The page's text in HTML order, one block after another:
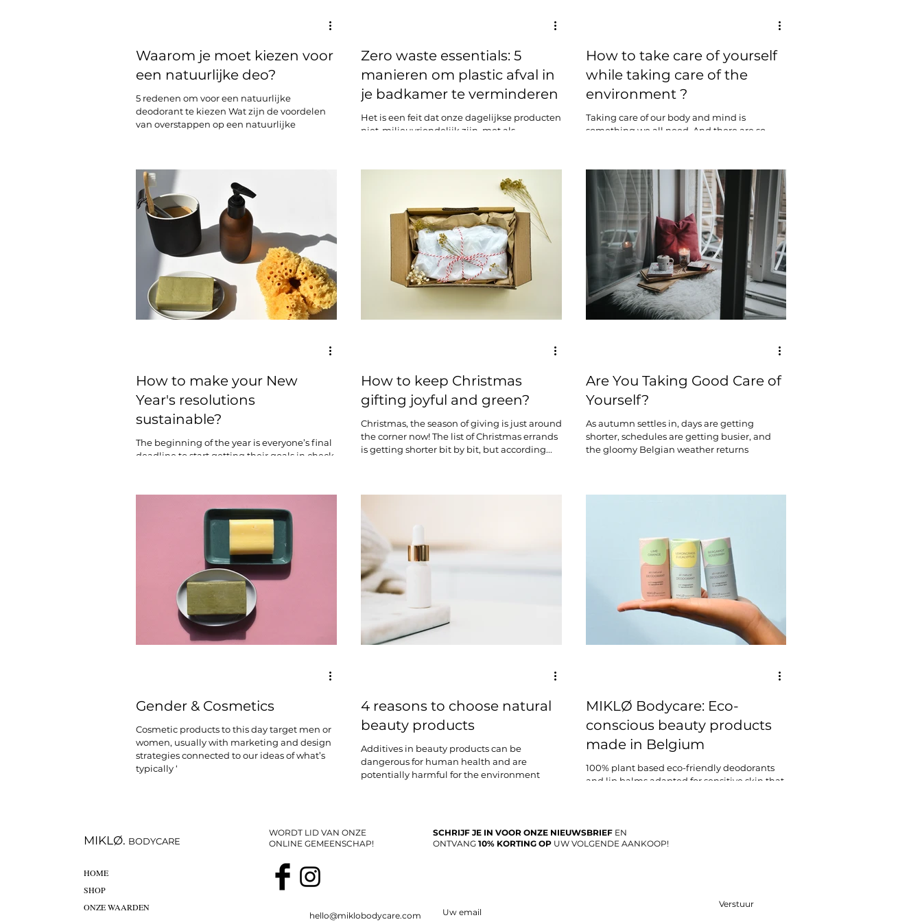
Waarom je moet kiezen voor
een natuurlijke deo?
5 redenen om voor een natuurlijke
deodorant te kiezen Wat zijn de voordelen
van overstappen op een natuurlijke
Zero waste essentials: 5
manieren om plastic afval in
je badkamer te verminderen
Het is een feit dat onze dagelijkse producten
niet-milieuvriendelijk zijn, met als
How to take care of yourself
while taking care of the
environment ?
Taking care of our body and mind is
something we all need. And there are so
How to make your New
Year's resolutions
sustainable?
The beginning of the year is everyone’s final
deadline to start getting their goals in check.
How to keep Christmas
gifting joyful and green?
Christmas, the season of giving is just around
the corner now! The list of Christmas errands
is getting shorter bit by bit, but according...
Are You Taking Good Care of
Yourself?
As autumn settles in, days are getting
shorter, schedules are getting busier, and
the gloomy Belgian weather returns
Gender & Cosmetics
Cosmetic products to this day target men or
women, usually with marketing and design
strategies connected to our ideas of what’s
typically ‘
4 reasons to choose natural
beauty products
Additives in beauty products can be
dangerous for human health and are
potentially harmful for the environment
MIKLØ Bodycare: Eco-
conscious beauty products
made in Belgium
100% plant based eco-friendly deodorants
and lip balms adapted for sensitive skin that
MIKLØ. BODYCARE
HOME
SHOP
ONZE WAARDEN
WORDT LID VAN ONZE
ONLINE GEMEENSCHAP!
SCHRIJF JE IN VOOR ONZE NIEUWSBRIEF EN
ONTVANG 10% KORTING OP UW VOLGENDE AANKOOP!
Verstuur
hello@miklobodycare.com